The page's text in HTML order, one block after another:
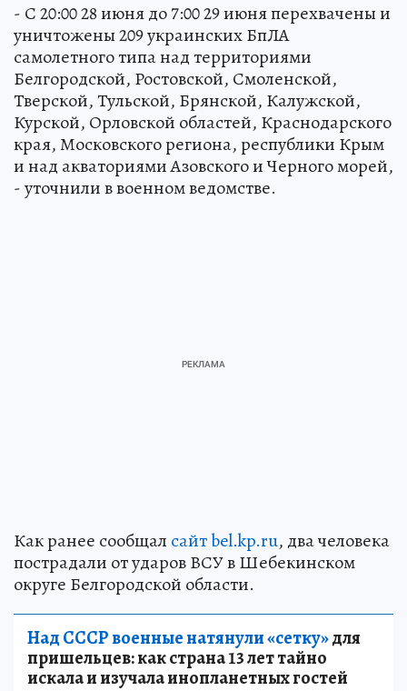
- С 20:00 28 июня до 7:00 29 июня перехвачены и
уничтожены 209 украинских БпЛА
самолетного типа над территориями
Белгородской, Ростовской, Смоленской,
Тверской, Тульской, Брянской, Калужской,
Курской, Орловской областей, Краснодарского
края, Московского региона, республики Крым
и над акваториями Азовского и Черного морей,
- уточнили в военном ведомстве.
Как ранее сообщал сайт bel.kp.ru, два человека
пострадали от ударов ВСУ в Шебекинском
округе Белгородской области.
Над СССР военные натянули «сетку»для
пришельцев: как страна 13 лет тайно
искала и изучала инопланетных гостей